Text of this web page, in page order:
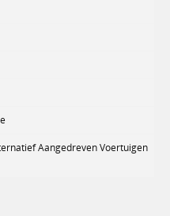
Aangedreven Voertuigen